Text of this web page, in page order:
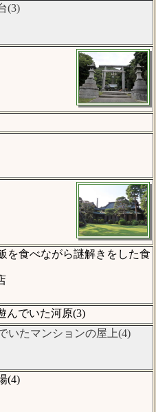
(3)
を食べながら謎解きをした食
んでいた河原(3)
いたマンションの屋上(4)
(4)